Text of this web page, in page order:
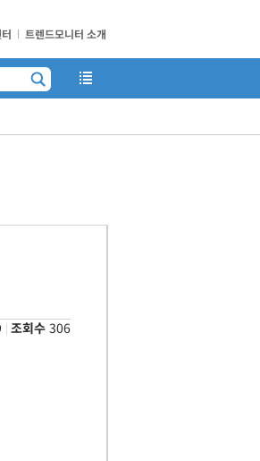
트렌드모니터 소개
조회수 306